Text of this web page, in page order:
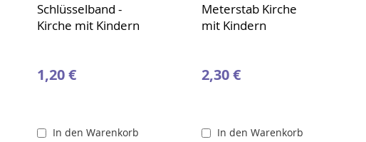
Schlüsselband -
Kirche mit Kindern
1,20 €
In den Warenkorb
Meterstab Kirche
mit Kindern
2,30 €
In den Warenkorb